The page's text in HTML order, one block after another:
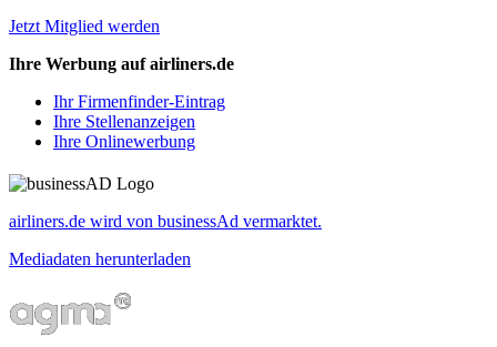
Jetzt Mitglied werden
Ihre Werbung auf airliners.de
Ihr Firmenfinder-Eintrag
Ihre Stellenanzeigen
Ihre Onlinewerbung
airliners.de wird von businessAd vermarktet.
Mediadaten herunterladen